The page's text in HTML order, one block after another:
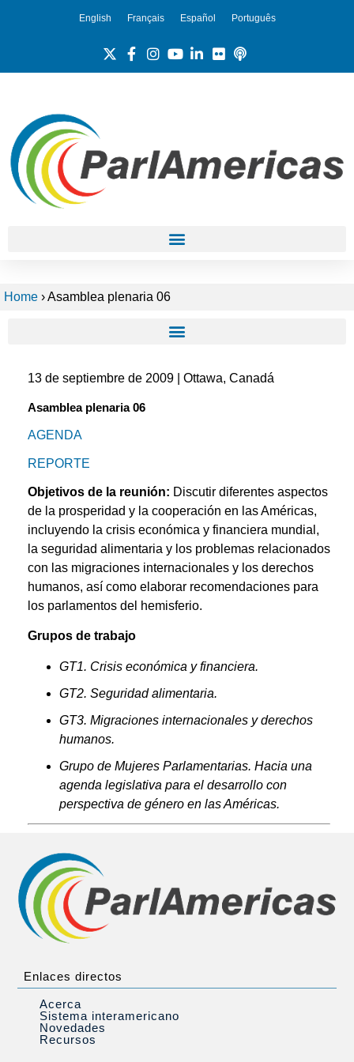
English Français Español Português
Home ›Asamblea plenaria 06
13 de septiembre de 2009 | Ottawa, Canadá
Asamblea plenaria 06
AGENDA
REPORTE
Objetivos de la reunión: Discutir diferentes aspectos
de la prosperidad y la cooperación en las Américas,
incluyendo la crisis económica y financiera mundial,
la seguridad alimentaria y los problemas relacionados
con las migraciones internacionales y los derechos
humanos, así como elaborar recomendaciones para
los parlamentos del hemisferio.
Grupos de trabajo
GT1. Crisis económica y financiera.
GT2. Seguridad alimentaria.
GT3. Migraciones internacionales y derechos
humanos.
Grupo de Mujeres Parlamentarias. Hacia una
agenda legislativa para el desarrollo con
perspectiva de género en las Américas.
Enlaces directos
Acerca
Sistema interamericano
Novedades
Recursos